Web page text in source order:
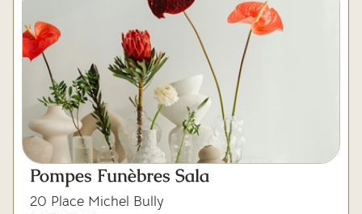
Pompes Funèbres Sala
20 Place Michel Bully